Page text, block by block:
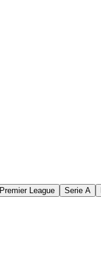
Premier League Serie A